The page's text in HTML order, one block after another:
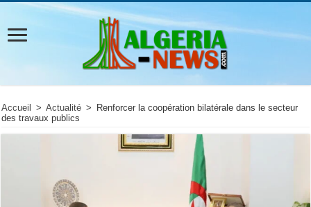
Accueil > Actualité >
Renforcer la coopération bilatérale dans le secteur
des travaux publics